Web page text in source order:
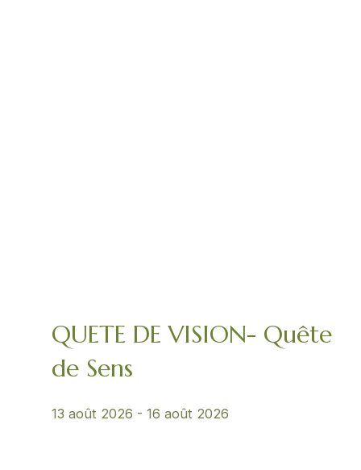
QUETE DE VISION- Quête
de Sens
13 août 2026 -16 août 2026